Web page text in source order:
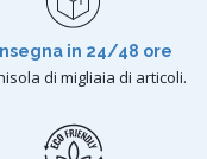
in 24/48 ore
di migliaia di articoli.